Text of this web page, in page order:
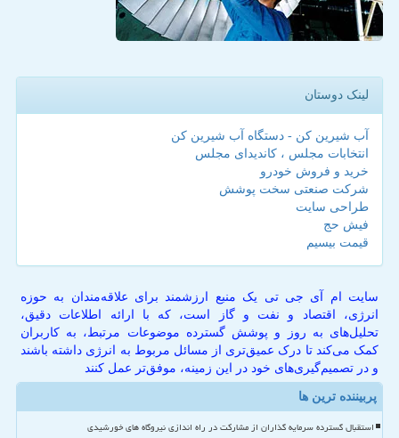
لینک دوستان
آب شیرین کن - دستگاه آب شیرین کن
انتخابات مجلس ، کاندیدای مجلس
خرید و فروش خودرو
شرکت صنعتی سخت پوشش
طراحی سایت
فیش حج
قیمت بیسیم
سایت ام آی جی تی یک منبع ارزشمند برای علاقه‌مندان به حوزه
انرژی، اقتصاد و نفت و گاز است، که با ارائه اطلاعات دقیق،
تحلیل‌های به روز و پوشش گسترده موضوعات مرتبط، به کاربران
کمک می‌کند تا درک عمیق‌تری از مسائل مربوط به انرژی داشته باشند
و در تصمیم‌گیری‌های خود در این زمینه، موفق‌تر عمل کنند
پربیننده ترین ها
استقبال گسترده سرمایه گذاران از مشارکت در راه اندازی نیروگاه های خورشیدی